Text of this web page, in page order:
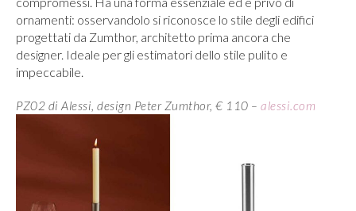
ornamenti: osservandolo si riconosce lo stile degli edifici
progettati da Zumthor, architetto prima ancora che
designer. Ideale per gli estimatori dello stile pulito e
impeccabile.
PZ02 di Alessi, design Peter Zumthor, € 110 – alessi.com